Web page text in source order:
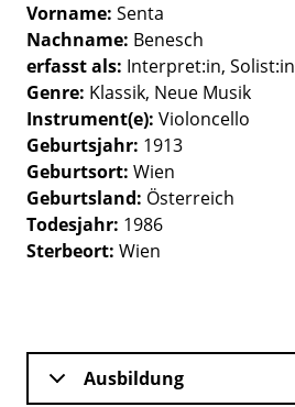
Vorname Senta
Nachname Benesch
erfasst als Interpret:in Solist:in
Genre Klassik Neue Musik
Instrument(e) Violoncello
Geburtsjahr 1913
Geburtsort Wien
Geburtsland Österreich
Todesjahr 1986
Sterbeort Wien
Ausbildung